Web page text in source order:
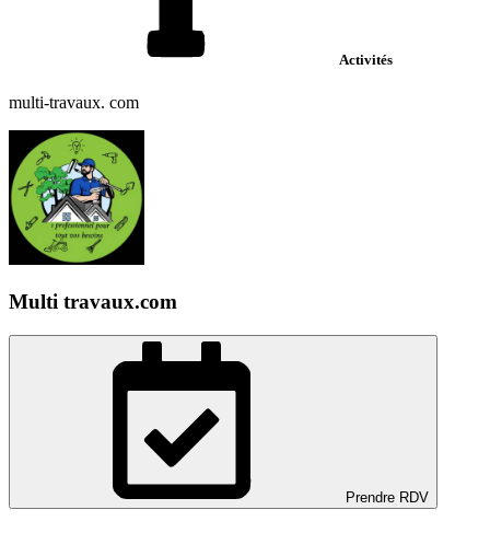
Activités
multi-travaux. com
Multi travaux.com
Prendre RDV